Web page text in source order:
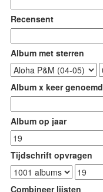
Recensent
Album met sterren
Album x keer genoemd
Album op jaar
Tijdschrift opvragen
Combineer lijsten